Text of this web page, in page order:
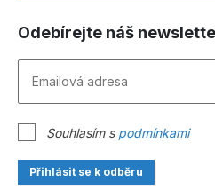
Odebírejte náš
Souhlasím s podmínkami
Přihlásit se k odběru